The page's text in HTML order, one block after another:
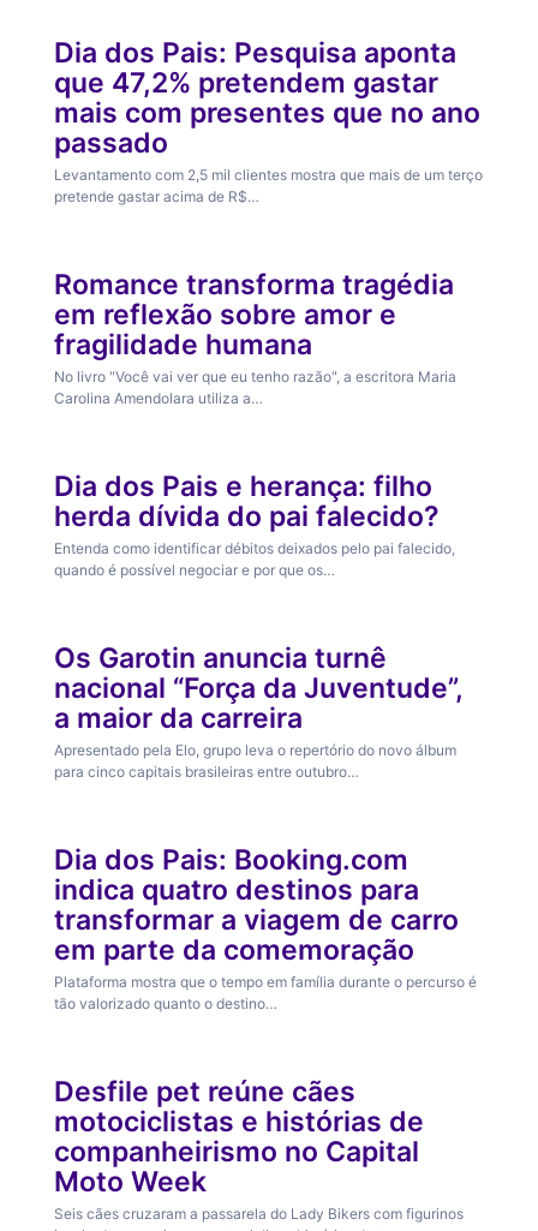
Dia dos Pais: Pesquisa aponta
que 47,2% pretendem gastar
mais com presentes que no ano
passado
Levantamento com 2,5 mil clientes mostra que mais de um terço
pretende gastar acima de R$…
Romance transforma tragédia
em reflexão sobre amor e
fragilidade humana
No livro "Você vai ver que eu tenho razão", a escritora Maria
Carolina Amendolara utiliza a…
Dia dos Pais e herança: filho
herda dívida do pai falecido?
Entenda como identificar débitos deixados pelo pai falecido,
quando é possível negociar e por que os…
Os Garotin anuncia turnê
nacional “Força da Juventude”,
a maior da carreira
Apresentado pela Elo, grupo leva o repertório do novo álbum
para cinco capitais brasileiras entre outubro…
Dia dos Pais: Booking.com
indica quatro destinos para
transformar a viagem de carro
em parte da comemoração
Plataforma mostra que o tempo em família durante o percurso é
tão valorizado quanto o destino…
Desfile pet reúne cães
motociclistas e histórias de
companheirismo no Capital
Moto Week
Seis cães cruzaram a passarela do Lady Bikers com figurinos